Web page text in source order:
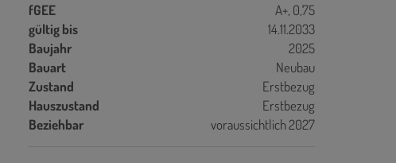
fGEE
A+, 0,75
gültig bis
14.11.2033
Baujahr
2025
Bauart
Neubau
Zustand
Erstbezug
Hauszustand
Erstbezug
Beziehbar
voraussichtlich 2027